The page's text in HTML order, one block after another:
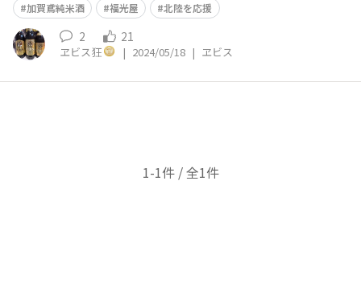
加賀鳶純米酒
福光屋 北陸を応援
2 21
ヱビス狂 | 2024/05/18 | ヱビス
1-1件 / 全1件